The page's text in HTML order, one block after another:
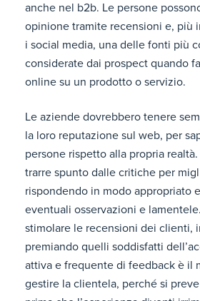
anche nel b2b. Le persone
opinione tramite recensioni e, più
i social media, una delle fonti più
considerate dai prospect quando
online su un prodotto o servizio.
Le aziende dovrebbero tenere
la loro reputazione sul web, per
persone rispetto alla propria
trarre spunto dalle critiche per
rispondendo in modo appropriato
eventuali osservazioni e
stimolare le recensioni dei clienti,
premiando quelli soddisfatti
attiva e frequente di feedback è il
gestire la clientela, perché si